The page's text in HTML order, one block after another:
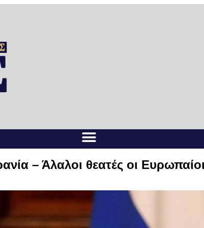
– Άλαλοι θεατές οι